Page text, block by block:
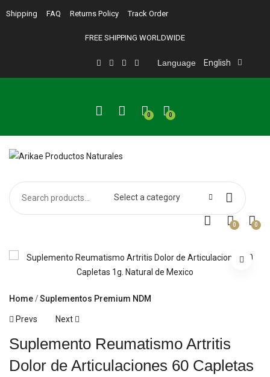
Shipping FAQ Returns Policy Track Order
FREE SHIPPING WORLDWIDE
Language English
0
0
Select a category
0
0
Home Suplementos Premium NDM
Prevs Next
Suplemento Reumatismo Artritis
Dolor de Articulaciones 60 Capletas